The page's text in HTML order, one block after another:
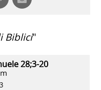
Biblici"
28;3-20